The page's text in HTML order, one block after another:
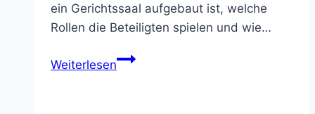
ein Gerichtssaal aufgebaut ist, welche
Rollen die Beteiligten spielen und wie…
WeiterlesenBesuch